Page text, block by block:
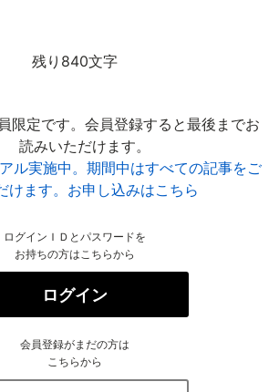
残り840文字
限定です。会員登録すると最後までお
読みいただけます。
ル実施中。期間中はすべての記事をご
けます。お申し込みはこちら
ログインＩＤとパスワードを
お持ちの方はこちらから
ログイン
会員登録がまだの方は
こちらから